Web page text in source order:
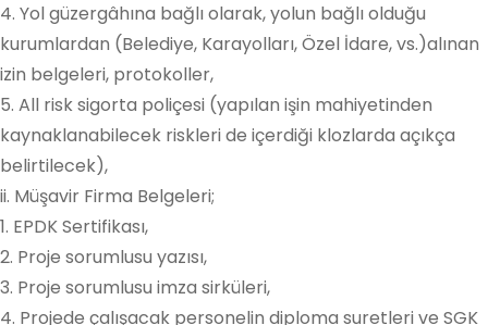
4. Yol güzergâhına bağlı olarak, yolun bağlı olduğu
kurumlardan (Belediye, Karayolları, Özel İdare, vs.)alınan
izin belgeleri, protokoller,
5. All risk sigorta poliçesi (yapılan işin mahiyetinden
kaynaklanabilecek riskleri de içerdiği klozlarda açıkça
belirtilecek),
ii. Müşavir Firma Belgeleri;
1. EPDK Sertifikası,
2. Proje sorumlusu yazısı,
3. Proje sorumlusu imza sirküleri,
4. Projede çalışacak personelin diploma suretleri ve SGK